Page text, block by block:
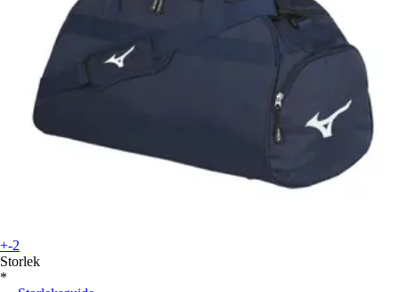
+-2
Storlek
*